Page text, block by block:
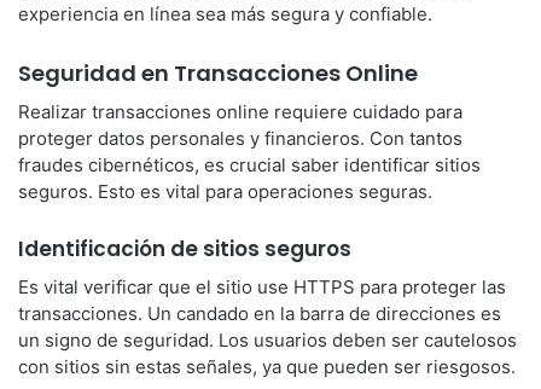
experiencia en línea sea más segura y confiable.
Seguridad en Transacciones Online
Realizar transacciones online requiere cuidado para
proteger datos personales y financieros. Con tantos
fraudes cibernéticos, es crucial saber identificar sitios
seguros. Esto es vital para operaciones seguras.
Identificación de sitios seguros
Es vital verificar que el sitio use HTTPS para proteger las
transacciones. Un candado en la barra de direcciones es
un signo de seguridad. Los usuarios deben ser cautelosos
con sitios sin estas señales, ya que pueden ser riesgosos.